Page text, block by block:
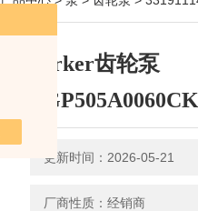
parker齿轮泵
更新时间：2026-05-21
厂商性质：经销商